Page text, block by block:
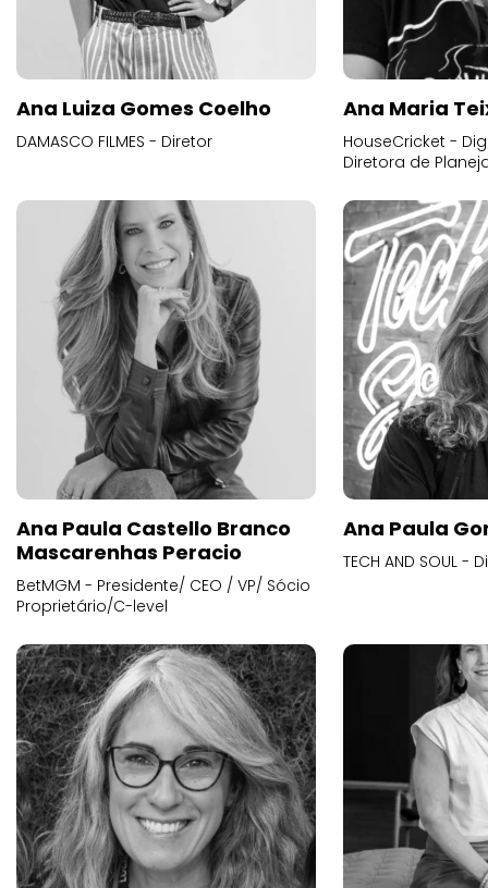
Ana Luiza Gomes Coelho
DAMASCO FILMES - Diretor
Ana Maria
HouseCricket -
Diretora de
Ana Paula Castello Branco
Mascarenhas Peracio
BetMGM - Presidente/ CEO / VP/ Sócio
Proprietário/C-level
Ana Paula
TECH AND SOUL